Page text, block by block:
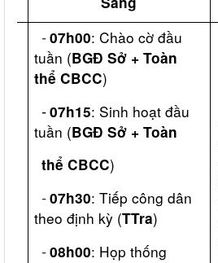
-07h00: Chào cờ đầu
tuần (BGĐ Sở + Toàn
thể CBCC)
-07h15: Sinh hoạt đầu
tuần (BGĐ Sở + Toàn
thể CBCC)
-07h30: Tiếp công dân
theo định kỳ (TTra)
-08h00: Họp thống